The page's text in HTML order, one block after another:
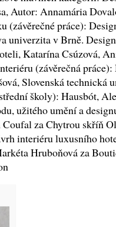
Autor: Annamária
(závěrečné práce):
univerzita v Brně.
Katarína Csúzová,
(závěrečná
Slovenská technická
školy): Hausbót,
užitého umění a
za Chytrou skříň
interiéru luxusního
Hruboňová za